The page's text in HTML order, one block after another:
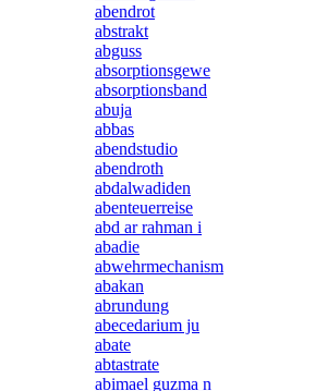
abendrot
abstrakt
abguss
absorptionsgewe
absorptionsband
abuja
abbas
abendstudio
abendroth
abdalwadiden
abenteuerreise
abd ar rahman i
abadie
abwehrmechanism
abakan
abrundung
abecedarium ju
abate
abtastrate
abimael guzma n